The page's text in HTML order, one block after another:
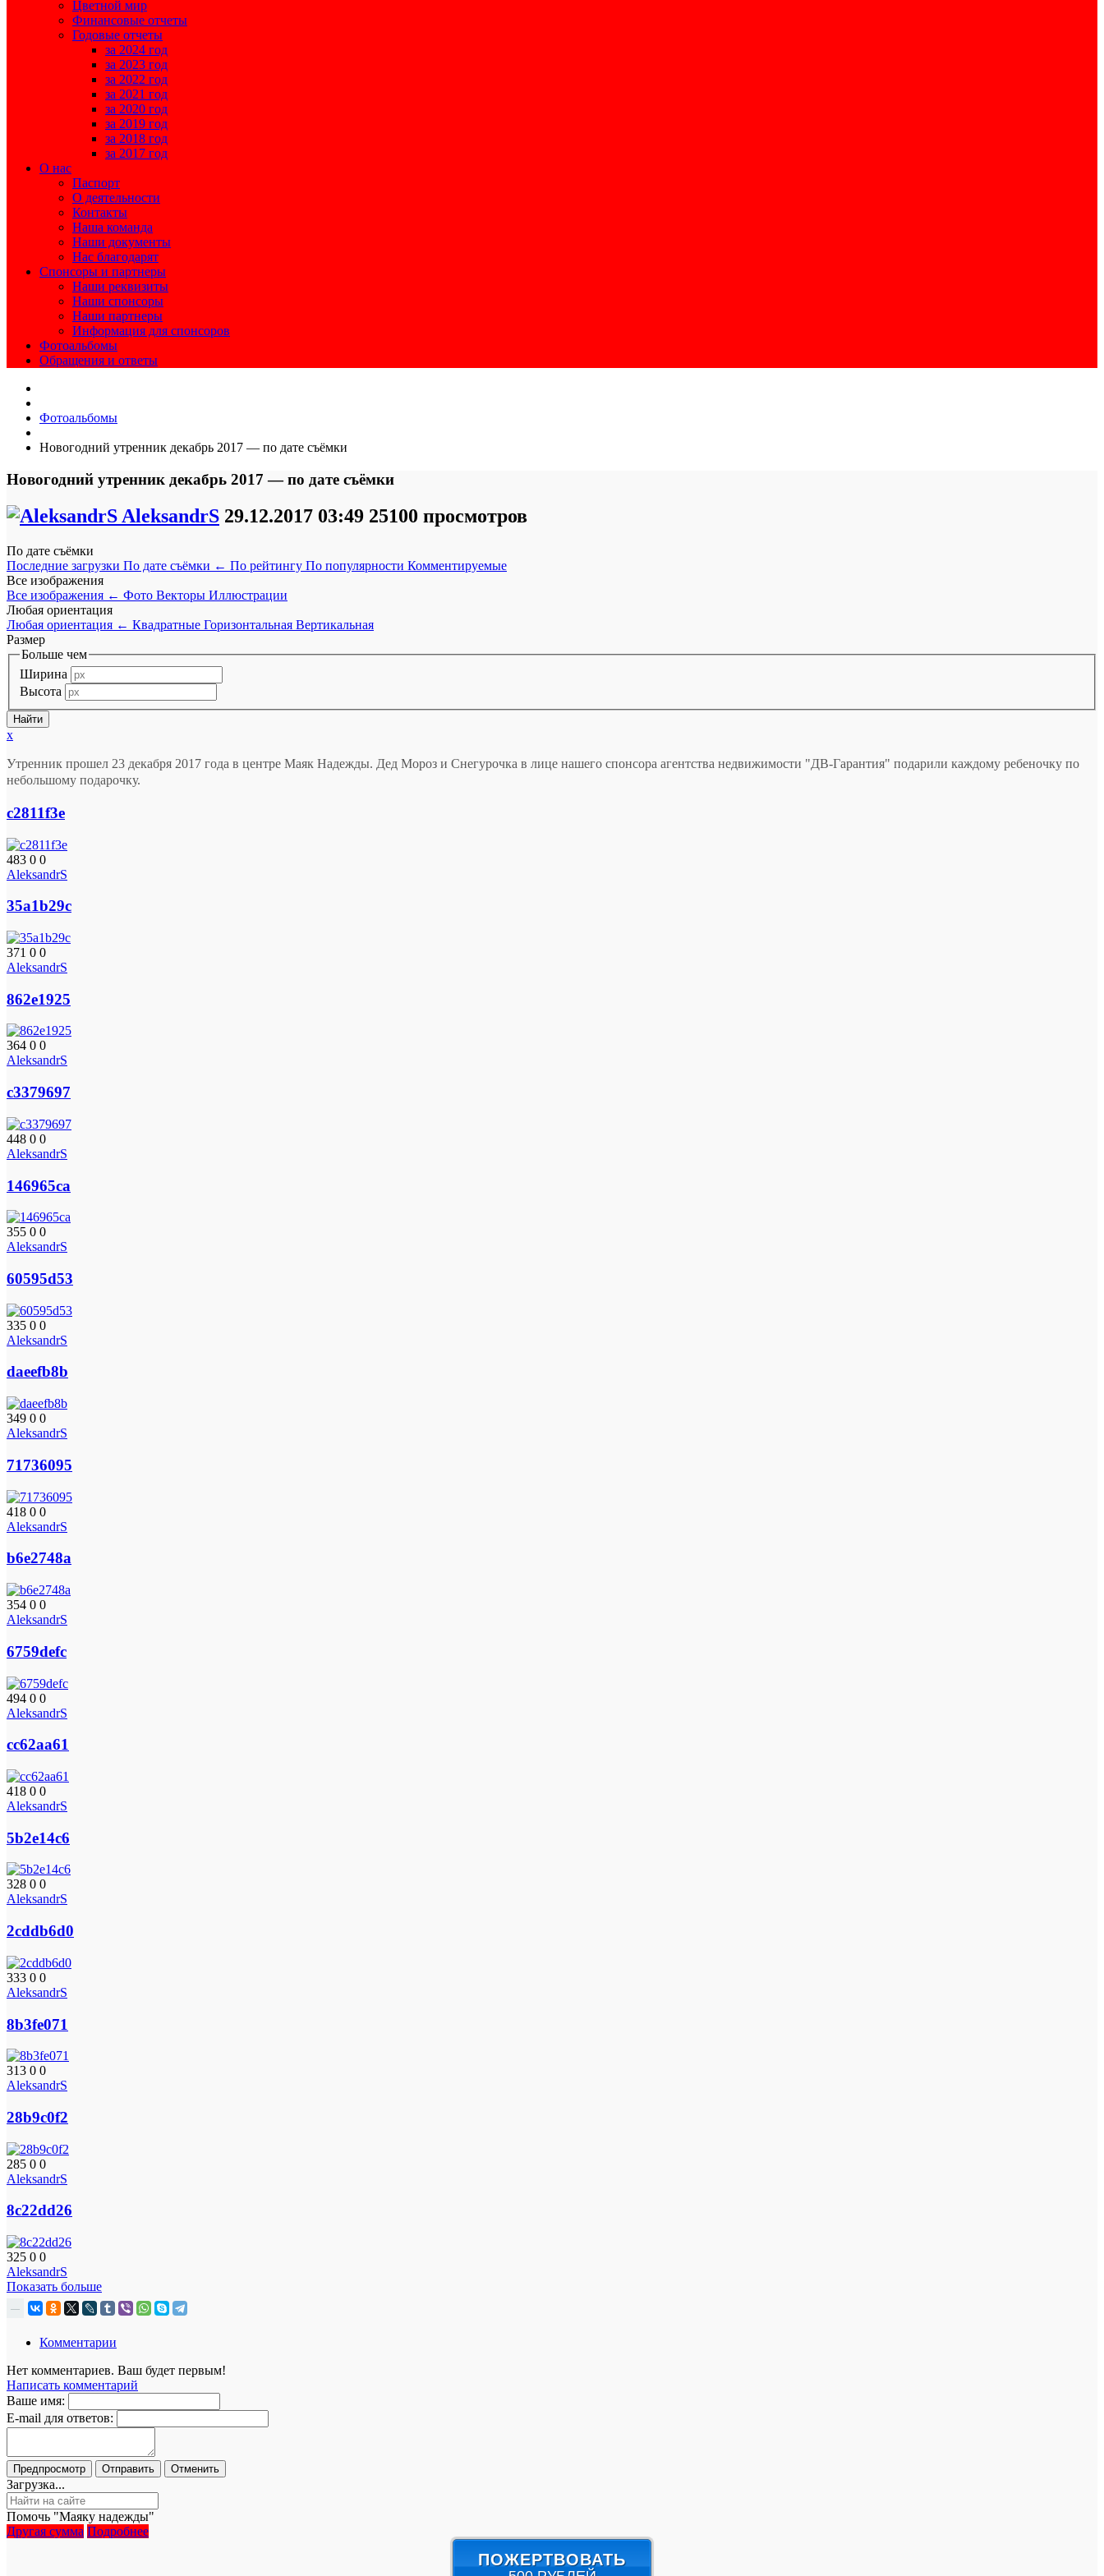
Цветной мир
Финансовые отчеты
Годовые отчеты
за 2024 год
за 2023 год
за 2022 год
за 2021 год
за 2020 год
за 2019 год
за 2018 год
за 2017 год
О нас
Паспорт
О деятельности
Контакты
Наша команда
Наши документы
Нас благодарят
Спонсоры и партнеры
Наши реквизиты
Наши спонсоры
Наши партнеры
Информация для спонсоров
Фотоальбомы
Обращения и ответы
Фотоальбомы
Новогодний утренник декабрь 2017 — по дате съёмки
Новогодний утренник декабрь 2017 — по дате съёмки
AleksandrS 29.12.2017 03:49 25100 просмотров
По дате съёмки
Последние загрузки По дате съёмки ← По рейтингу По популярности Комментируемые
Все изображения
Все изображения ← Фото Векторы Иллюстрации
Любая ориентация
Любая ориентация ← Квадратные Горизонтальная Вертикальная
Размер
Больше чем
Ширина
Высота
x
Утренник прошел 23 декабря 2017 года в центре Маяк Надежды. Дед Мороз и Снегурочка в лице нашего спонсора агентства недвижимости "ДВ-Гарантия" подарили каждому ребеночку по
небольшому подарочку.
c2811f3e
483 0 0
AleksandrS
35a1b29c
371 0 0
AleksandrS
862e1925
364 0 0
AleksandrS
c3379697
448 0 0
AleksandrS
146965ca
355 0 0
AleksandrS
60595d53
335 0 0
AleksandrS
daeefb8b
349 0 0
AleksandrS
71736095
418 0 0
AleksandrS
b6e2748a
354 0 0
AleksandrS
6759defc
494 0 0
AleksandrS
cc62aa61
418 0 0
AleksandrS
5b2e14c6
328 0 0
AleksandrS
2cddb6d0
333 0 0
AleksandrS
8b3fe071
313 0 0
AleksandrS
28b9c0f2
285 0 0
AleksandrS
8c22dd26
325 0 0
AleksandrS
Показать больше
—
Комментарии
Нет комментариев. Ваш будет первым!
Написать комментарий
Ваше имя:
E-mail для ответов:
Загрузка...
Помочь "Маяку надежды"
Другая сумма Подробнее
ПОЖЕРТВОВАТЬ